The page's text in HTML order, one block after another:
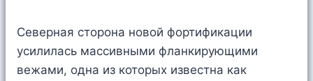
Северная сторона новой фортификации
усилилась массивными фланкирующими
вежами, одна из которых известна как